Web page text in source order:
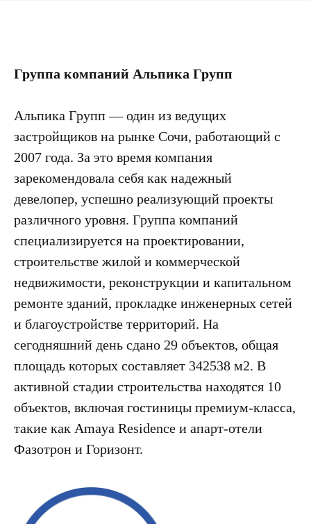
Группа компаний Альпика Групп
Альпика Групп — один из ведущих
застройщиков на рынке Сочи, работающий с
2007 года. За это время компания
зарекомендовала себя как надежный
девелопер, успешно реализующий проекты
различного уровня. Группа компаний
специализируется на проектировании,
строительстве жилой и коммерческой
недвижимости, реконструкции и капитальном
ремонте зданий, прокладке инженерных сетей
и благоустройстве территорий. На
сегодняшний день сдано 29 объектов, общая
площадь которых составляет 342538 м2. В
активной стадии строительства находятся 10
объектов, включая гостиницы премиум-класса,
такие как Amaya Residence и апарт-отели
Фазотрон и Горизонт.